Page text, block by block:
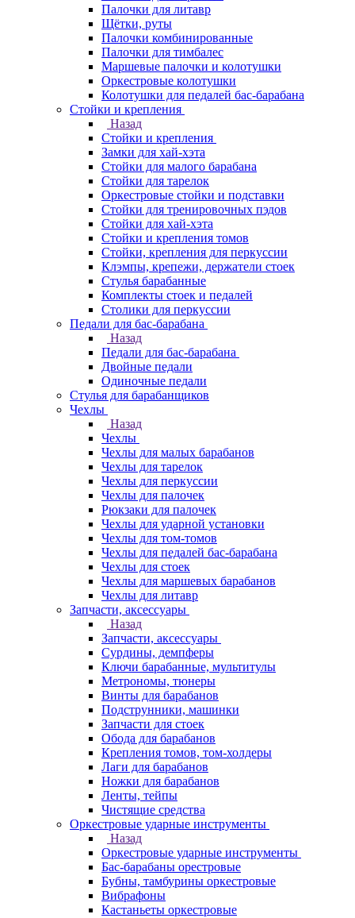
Палочки для литавр
Щётки, руты
Палочки комбинированные
Палочки для тимбалес
Маршевые палочки и колотушки
Оркестровые колотушки
Колотушки для педалей бас-барабана
Стойки и крепления
Назад
Стойки и крепления
Замки для хай-хэта
Стойки для малого барабана
Стойки для тарелок
Оркестровые стойки и подставки
Стойки для тренировочных пэдов
Стойки для хай-хэта
Стойки и крепления томов
Стойки, крепления для перкуссии
Клэмпы, крепежи, держатели стоек
Стулья барабанные
Комплекты стоек и педалей
Столики для перкуссии
Педали для бас-барабана
Назад
Педали для бас-барабана
Двойные педали
Одиночные педали
Стулья для барабанщиков
Чехлы
Назад
Чехлы
Чехлы для малых барабанов
Чехлы для тарелок
Чехлы для перкуссии
Чехлы для палочек
Рюкзаки для палочек
Чехлы для ударной установки
Чехлы для том-томов
Чехлы для педалей бас-барабана
Чехлы для стоек
Чехлы для маршевых барабанов
Чехлы для литавр
Запчасти, аксессуары
Назад
Запчасти, аксессуары
Сурдины, демпферы
Ключи барабанные, мультитулы
Метрономы, тюнеры
Винты для барабанов
Подструнники, машинки
Запчасти для стоек
Обода для барабанов
Крепления томов, том-холдеры
Лаги для барабанов
Ножки для барабанов
Ленты, тейпы
Чистящие средства
Оркестровые ударные инструменты
Назад
Оркестровые ударные инструменты
Бас-барабаны орестровые
Бубны, тамбурины оркестровые
Вибрафоны
Кастаньеты оркестровые